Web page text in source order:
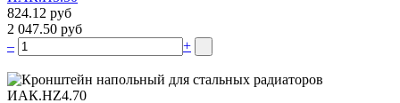
824.12 руб
2 047.50 руб
–
+